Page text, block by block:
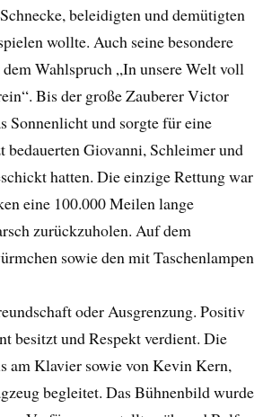
beleidigten und demütigten
wollte. Auch seine besondere
Wahlspruch „In unsere Welt voll
Bis der große Zauberer Victor
Sonnenlicht und sorgte für eine
bedauerten Giovanni, Schleimer und
hatten. Die einzige Rettung war
eine 100.000 Meilen lange
zurückzuholen. Auf dem
sowie den mit Taschenlampen
oder Ausgrenzung. Positiv
besitzt und Respekt verdient. Die
am Klavier sowie von Kevin Kern,
begleitet. Das Bühnenbild wurde